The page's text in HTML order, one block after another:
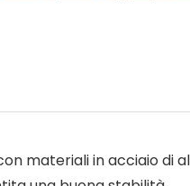
materiali in acciaio di